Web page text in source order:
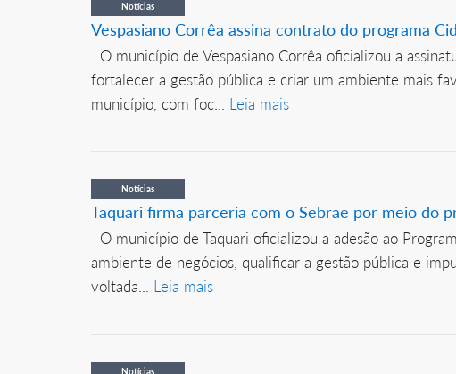
Notícias
Vespasiano Corrêa assina contrato do programa
O município de Vespasiano Corrêa oficializou a
fortalecer a gestão pública e criar um ambiente mais
município, com foc... Leia mais
Notícias
Taquari firma parceria com o Sebrae por meio do
O município de Taquari oficializou a adesão ao
ambiente de negócios, qualificar a gestão pública e
voltada... Leia mais
Notícias